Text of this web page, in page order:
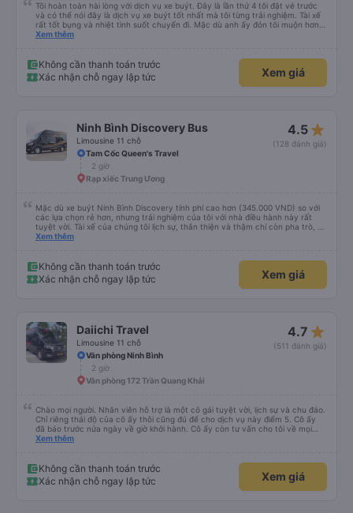
Tôi hoàn toàn hài lòng với dịch vụ xe buýt. Đây là lần thứ 4 tôi đặt vé trước
và có thể nói đây là dịch vụ xe buýt tốt nhất mà tôi từng trải nghiệm. Tài xế
rất tốt bụng và nhiệt tình suốt chuyến đi. Mặc dù anh ấy đón tôi muộn hơn
giờ hẹn một chút, nhưng anh ấy đã ngay lập tức xin lỗi vì tình trạng tắc
thông ở Hà Nội và Ninh Bình. Cảm ơn xe buýt!
Xem thêm
Không cần thanh toán trước
Xác nhận chỗ ngay lập tức
Xem giá
Ninh Bình Discovery Bus
Limousine 11 chỗ
4.5 star_rate
(128 đánh giá)
Tam Cốc Queen's Travel
2 giờ
Rạp xiếc Trung Ương
Mặc dù xe buýt Ninh Bình Discovery tính phí cao hơn (345.000 VND) so với
các lựa chọn rẻ hơn, nhưng trải nghiệm của tôi với nhà điều hành này rất
tuyệt vời. Tài xế của chúng tôi lịch sự, thân thiện và thậm chí còn pha trò, và
rõ ràng là anh ấy lái xe an toàn hơn so với những chiếc xe buýt limousine
không hề hối tiếc khi đặt xe với nhà điều hành này và sẽ lại sử dụng dịch vụ
của họ.
Xem thêm
Không cần thanh toán trước
Xác nhận chỗ ngay lập tức
Xem giá
Daiichi Travel
Limousine 11 chỗ
4.7 star_rate
(511 đánh giá)
Văn phòng Ninh Bình
2 giờ
Văn phòng 172 Trần Quang Khải
Chào mọi người. Nhân viên hỗ trợ là một cô gái tuyệt vời, lịch sự và chu đáo.
Chỉ riêng thái độ của cô ấy thôi cũng đủ để cho dịch vụ này điểm 5. Cô ấy
đã báo trước nửa ngày về giờ khởi hành. Cô ấy còn tư vấn cho tôi về mọi
vấn đề, kể cả những vấn đề không liên quan đến chuyến đi này. Tôi hỏi tôi có
thoải mái và có máy lạnh. Tài xế lái xe rất cẩn thận. Xe buýt hơi muộn một
chút, nhưng tôi có thể thấy anh ấy đã đợi khách du lịch từ một khách sạn
gần nhà tôi khá lâu.
Xem thêm
Không cần thanh toán trước
Xác nhận chỗ ngay lập tức
Xem giá